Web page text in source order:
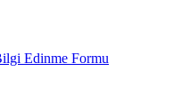
Edinme Formu